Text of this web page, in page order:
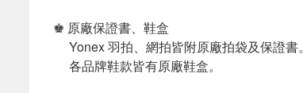
♚ 原廠保證書、鞋盒
Yonex 羽拍、網拍皆附原廠拍袋及保證書。
各品牌鞋款皆有原廠鞋盒。